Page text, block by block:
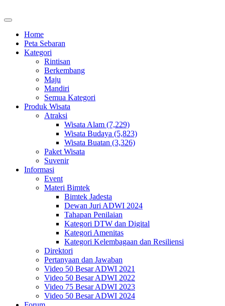
Home
Peta Sebaran
Kategori
Rintisan
Berkembang
Maju
Mandiri
Semua Kategori
Produk Wisata
Atraksi
Wisata Alam (7,229)
Wisata Budaya (5,823)
Wisata Buatan (3,326)
Paket Wisata
Suvenir
Informasi
Event
Materi Bimtek
Bimtek Jadesta
Dewan Juri ADWI 2024
Tahapan Penilaian
Kategori DTW dan Digital
Kategori Amenitas
Kategori Kelembagaan dan Resiliensi
Direktori
Pertanyaan dan Jawaban
Video 50 Besar ADWI 2021
Video 50 Besar ADWI 2022
Video 75 Besar ADWI 2023
Video 50 Besar ADWI 2024